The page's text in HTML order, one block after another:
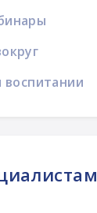
воспитании